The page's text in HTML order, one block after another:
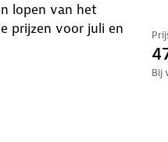
prijzen voor juli en
Bij